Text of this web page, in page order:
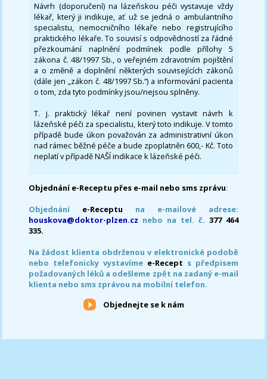
Návrh (doporučení) na lázeňskou péči vystavuje vždy
lékař, který ji indikuje, ať už se jedná o ambulantního
specialistu, nemocničního lékaře nebo registrujícího
praktického lékaře. To souvisí s odpovědností za řádné
přezkoumání naplnění podmínek podle přílohy 5
zákona č. 48/1997 Sb., o veřejném zdravotním pojištění
a o změně a doplnění některých souvisejících zákonů
(dále jen „zákon č. 48/1997 Sb.“) a informování pacienta
o tom, zda tyto podmínky jsou/nejsou splněny.
T. j. praktický lékař není povinen vystavit návrh k
lázeňské péči za specialistu, který toto indikuje. V tomto
případě bude úkon považován za administrativní úkon
nad rámec běžné péče a bude zpoplatněn 600,- Kč. Toto
neplatí v případě NAŠÍ indikace k lázeňské péči.
Objednání e-Receptu přes e-mail nebo sms zprávu:
Objednání e-Receptu na e-mailové adrese:
houskova@doktor-plzen.cz nebo na tel. č. 377 464
335.
Na žádost klienta obdrženou v elektronické podobě
nebo telefonicky vystavíme e-Recept s předpisem
požadovaných léků a odešleme zpět na zadaný e-mail
klienta nebo sms zprávou na mobilní telefon.
Objednejte se k nám